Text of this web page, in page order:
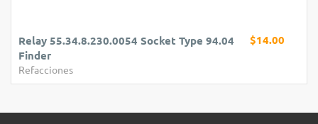
$14.00
Relay 55.34.8.230.0054 Socket Type 94.04
Finder
Refacciones